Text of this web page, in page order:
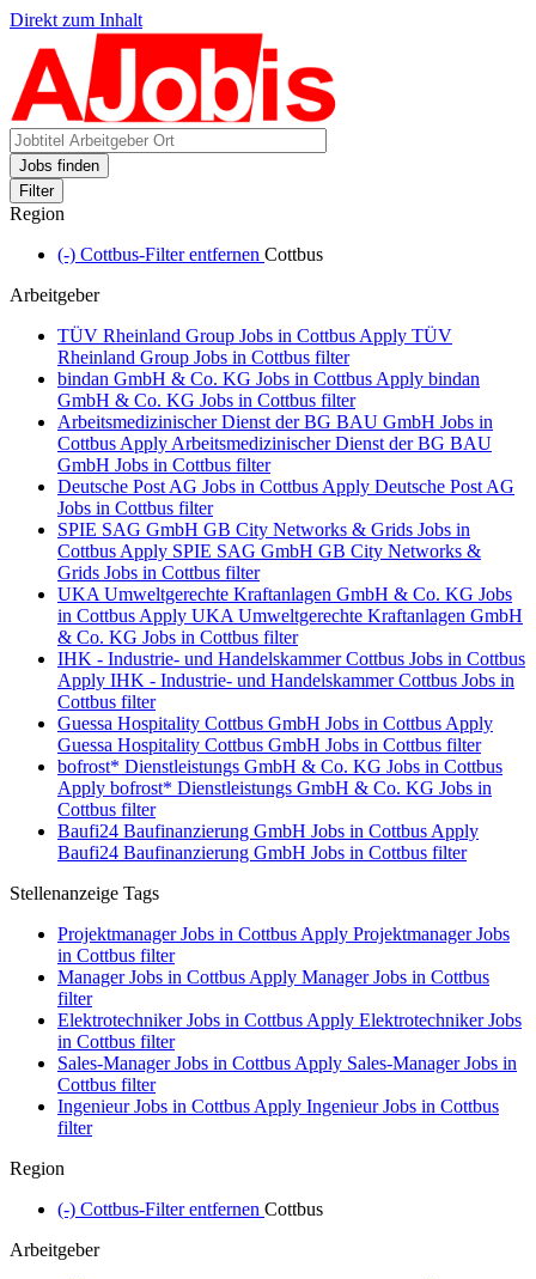
Direkt zum Inhalt
Jobs finden
Filter
Region
(-) Cottbus-Filter entfernen Cottbus
Arbeitgeber
TÜV Rheinland Group Jobs in Cottbus Apply TÜV
Rheinland Group Jobs in Cottbus filter
bindan GmbH & Co. KG Jobs in Cottbus Apply bindan
GmbH & Co. KG Jobs in Cottbus filter
Arbeitsmedizinischer Dienst der BG BAU GmbH Jobs in
Cottbus Apply Arbeitsmedizinischer Dienst der BG BAU
GmbH Jobs in Cottbus filter
Deutsche Post AG Jobs in Cottbus Apply Deutsche Post AG
Jobs in Cottbus filter
SPIE SAG GmbH GB City Networks & Grids Jobs in
Cottbus Apply SPIE SAG GmbH GB City Networks &
Grids Jobs in Cottbus filter
UKA Umweltgerechte Kraftanlagen GmbH & Co. KG Jobs
in Cottbus Apply UKA Umweltgerechte Kraftanlagen GmbH
& Co. KG Jobs in Cottbus filter
IHK - Industrie- und Handelskammer Cottbus Jobs in Cottbus
Apply IHK - Industrie- und Handelskammer Cottbus Jobs in
Cottbus filter
Guessa Hospitality Cottbus GmbH Jobs in Cottbus Apply
Guessa Hospitality Cottbus GmbH Jobs in Cottbus filter
bofrost* Dienstleistungs GmbH & Co. KG Jobs in Cottbus
Apply bofrost* Dienstleistungs GmbH & Co. KG Jobs in
Cottbus filter
Baufi24 Baufinanzierung GmbH Jobs in Cottbus Apply
Baufi24 Baufinanzierung GmbH Jobs in Cottbus filter
Stellenanzeige Tags
Projektmanager Jobs in Cottbus Apply Projektmanager Jobs
in Cottbus filter
Manager Jobs in Cottbus Apply Manager Jobs in Cottbus
filter
Elektrotechniker Jobs in Cottbus Apply Elektrotechniker Jobs
in Cottbus filter
Sales-Manager Jobs in Cottbus Apply Sales-Manager Jobs in
Cottbus filter
Ingenieur Jobs in Cottbus Apply Ingenieur Jobs in Cottbus
filter
Region
(-) Cottbus-Filter entfernen Cottbus
Arbeitgeber